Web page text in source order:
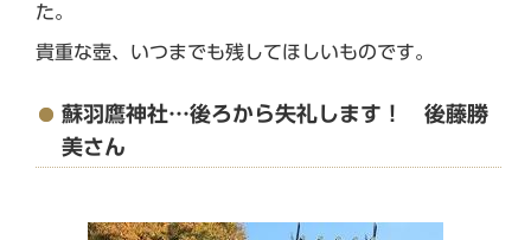
た。
貴重な壺、いつまでも残してほしいものです。
蘇羽鷹神社…後ろから失礼します！ 後藤勝
美さん